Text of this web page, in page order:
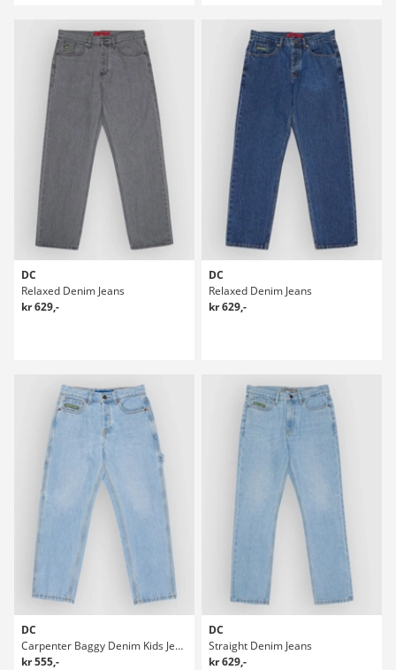
DC
Relaxed Denim Jeans
kr 629,-
DC
Relaxed Denim Jeans
kr 629,-
DC
Carpenter Baggy Denim Kids Jeans
kr 555,-
DC
Straight Denim Jeans
kr 629,-